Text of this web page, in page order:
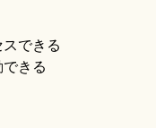
できる
きる